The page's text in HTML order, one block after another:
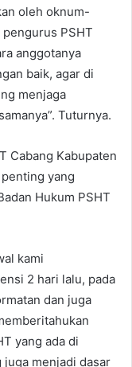
oleh oknum-
PSHT
anggotanya
baik, agar di
menjaga
Tuturnya.
Cabang Kabupaten
yang
Hukum PSHT
kami
2 hari lalu, pada
dan juga
yang ada di
juga menjadi dasar